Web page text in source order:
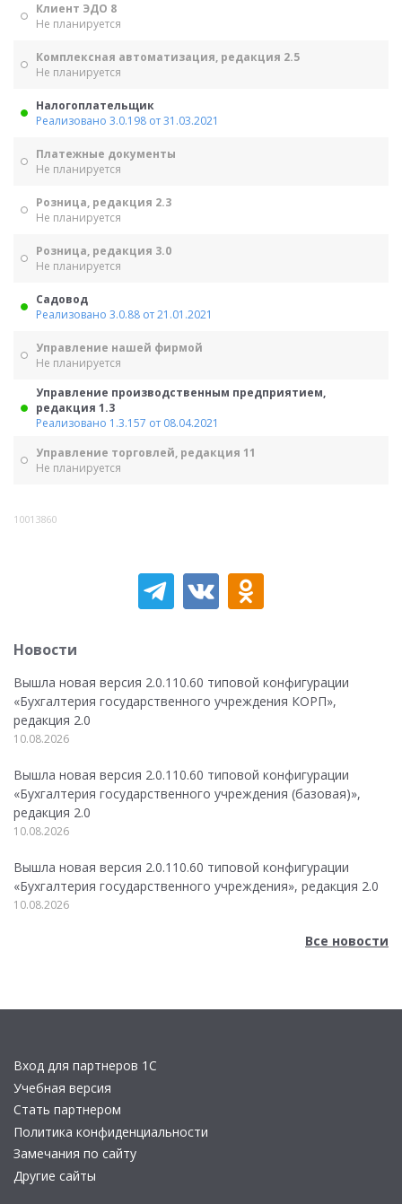
Клиент ЭДО 8
Не планируется
Комплексная автоматизация, редакция 2.5
Не планируется
Налогоплательщик
Реализовано 3.0.198 от 31.03.2021
Платежные документы
Не планируется
Розница, редакция 2.3
Не планируется
Розница, редакция 3.0
Не планируется
Садовод
Реализовано 3.0.88 от 21.01.2021
Управление нашей фирмой
Не планируется
Управление производственным предприятием,
редакция 1.3
Реализовано 1.3.157 от 08.04.2021
Управление торговлей, редакция 11
Не планируется
10013860
Новости
Вышла новая версия 2.0.110.60 типовой конфигурации
«Бухгалтерия государственного учреждения КОРП»,
редакция 2.0
10.08.2026
Вышла новая версия 2.0.110.60 типовой конфигурации
«Бухгалтерия государственного учреждения (базовая)»,
редакция 2.0
10.08.2026
Вышла новая версия 2.0.110.60 типовой конфигурации
«Бухгалтерия государственного учреждения», редакция 2.0
10.08.2026
Все новости
Вход для партнеров 1С
Учебная версия
Стать партнером
Политика конфиденциальности
Замечания по сайту
Другие сайты